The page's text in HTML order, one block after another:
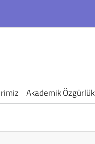
Akademik Özgürlük